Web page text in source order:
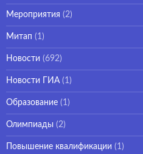
Мероприятия (2)
Митап (1)
Новости (692)
Новости ГИА(1)
Образование (1)
Олимпиады (2)
Повышение квалификации (1)